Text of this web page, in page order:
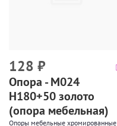
128 ₽
Опора - М024
Н180+50 золото
(опора мебельная)
Опоры мебельные хромированные